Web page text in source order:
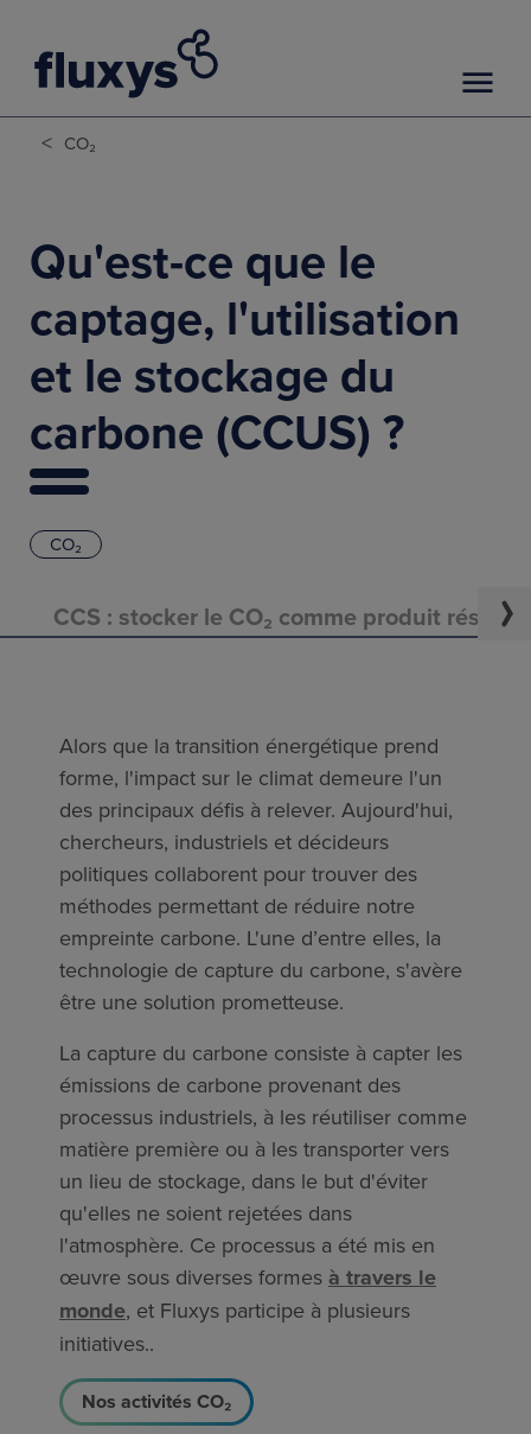
< CO₂
CO₂
Qu'est-ce que le
captage, l'utilisation
et le stockage du
carbone (CCUS) ?
CCS : stocker le CO₂ comme produit
Alors que la transition énergétique prend
forme, l'impact sur le climat demeure l'un
des principaux défis à relever. Aujourd'hui,
chercheurs, industriels et décideurs
politiques collaborent pour trouver des
méthodes permettant de réduire notre
empreinte carbone. L'une d’entre elles, la
technologie de capture du carbone, s'avère
être une solution prometteuse.
La capture du carbone consiste à capter les
émissions de carbone provenant des
processus industriels, à les réutiliser comme
matière première ou à les transporter vers
un lieu de stockage, dans le but d'éviter
qu'elles ne soient rejetées dans
l'atmosphère. Ce processus a été mis en
œuvre sous diverses formes à travers le
monde, et Fluxys participe à plusieurs
initiatives..
Nos activités CO₂